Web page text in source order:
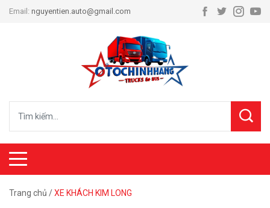
Email: nguyentien.auto@gmail.com
Trang chủ /XE KHÁCH KIM LONG